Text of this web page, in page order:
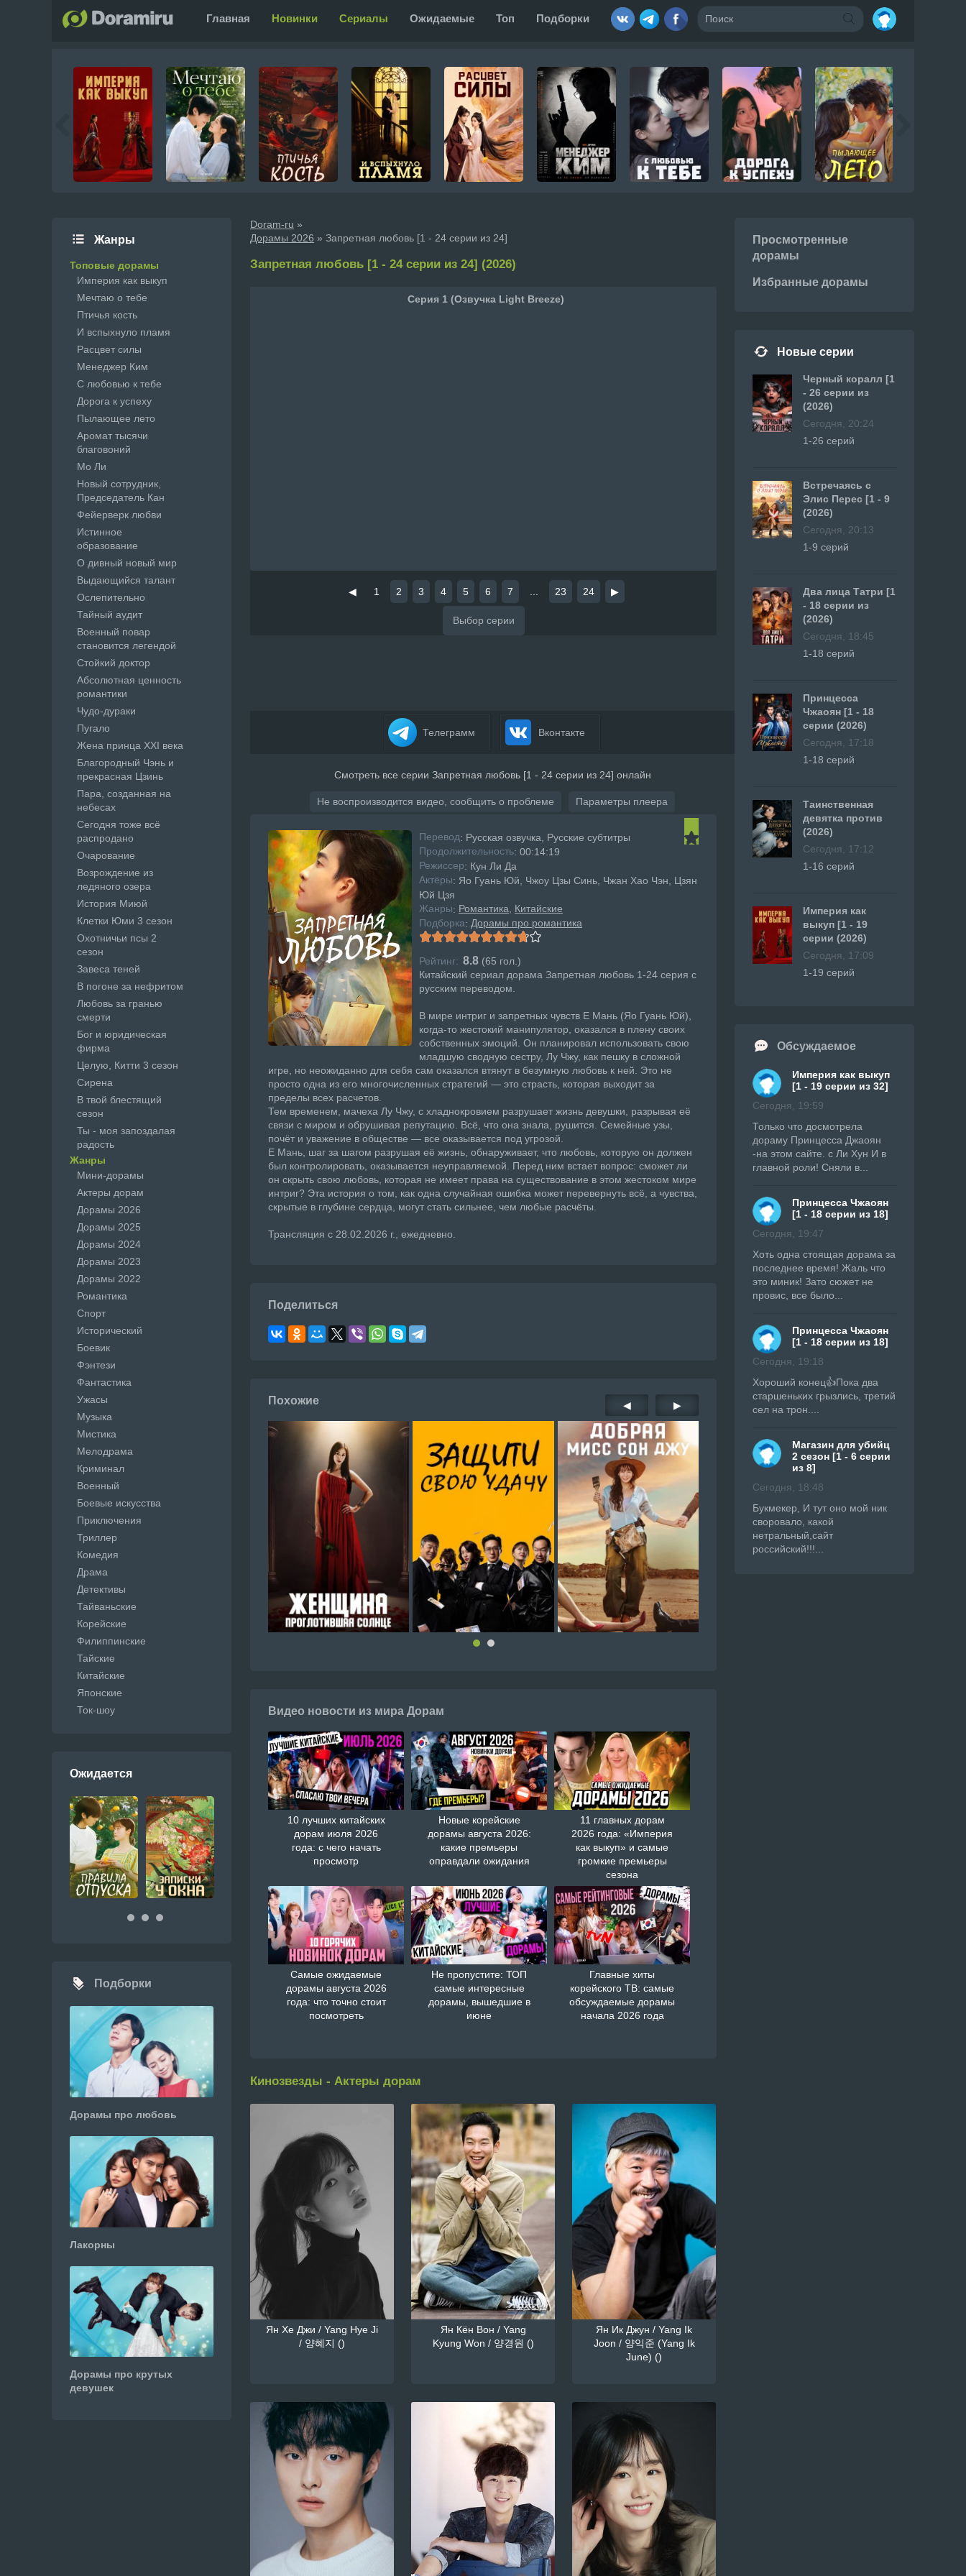
Главная Новинки Сериалы Ожидаемые Топ Подборки
Doram-ru »
Дорамы 2026 » Запретная любовь [1 - 24 серии из 24]
Запретная любовь [1 - 24 серии из 24] (2026)
Серия 1 (Озвучка Light Breeze)
◀ 1 2 3 4 5 6 7 23 24 ▶
Телеграмм Вконтакте
Смотреть все серии Запретная любовь [1 - 24 серии из 24] онлайн
Не воспроизводится видео, сообщить о проблеме Параметры плеера
Перевод: Русская озвучка, Русские субтитры
Продолжительность: 00:14:19
Режисcер: Кун Ли Да
Актёры: Яо Гуань Юй, Чжоу Цзы Синь, Чжан Хао Чэн, Цзян
Юй Цзя
Жанры: Романтика
Китайские
Подборка: Дорамы про романтика
Рейтинг: 8.8 (65 гол.)
Китайский сериал дорама Запретная любовь 1-24 серия с
русским переводом.
В мире интриг и запретных чувств Е Мань (Яо Гуань Юй),
когда-то жестокий манипулятор, оказался в плену своих
собственных эмоций. Он планировал использовать свою
младшую сводную сестру, Лу Чжу, как пешку в сложной
игре, но неожиданно для себя сам оказался втянут в безумную любовь к ней. Это не
просто одна из его многочисленных стратегий — это страсть, которая выходит за
пределы всех расчетов.
Тем временем, мачеха Лу Чжу, с хладнокровием разрушает жизнь девушки, разрывая её
связи с миром и обрушивая репутацию. Всё, что она знала, рушится. Семейные узы,
почёт и уважение в обществе — все оказывается под угрозой.
Е Мань, шаг за шагом разрушая её жизнь, обнаруживает, что любовь, которую он должен
был контролировать, оказывается неуправляемой. Перед ним встает вопрос: сможет ли
он скрыть свою любовь, которая не имеет права на существование в этом жестоком мире
интриг? Эта история о том, как одна случайная ошибка может перевернуть всё, а чувства,
скрытые в глубине сердца, могут стать сильнее, чем любые расчёты.
Трансляция с 28.02.2026 г., ежедневно.
Поделиться
Похожие ◀ ▶
Видео новости из мира Дорам
10 лучших китайских
дорам июля 2026
года: с чего начать
просмотр
Новые корейские
дорамы августа 2026:
какие премьеры
оправдали ожидания
11 главных дорам
2026 года: «Империя
как выкуп» и самые
громкие премьеры
сезона
Самые ожидаемые
дорамы августа 2026
года: что точно стоит
посмотреть
Не пропустите: ТОП
самые интересные
дорамы, вышедшие в
июне
Главные хиты
корейского ТВ: самые
обсуждаемые дорамы
начала 2026 года
Кинозвезды - Актеры дорам
Ян Хе Джи / Yang Hye Ji
/ 양혜지 ()
Ян Кён Вон / Yang
Kyung Won / 양경원 ()
Ян Ик Джун / Yang Ik
Joon / 양익준 (Yang Ik
June) ()
Жанры
Топовые дорамы
Империя как выкуп
Мечтаю о тебе
Птичья кость
И вспыхнуло пламя
Расцвет силы
Менеджер Ким
С любовью к тебе
Дорога к успеху
Пылающее лето
Аромат тысячи
благовоний
Мо Ли
Новый сотрудник,
Председатель Кан
Фейерверк любви
Истинное
образование
О дивный новый мир
Выдающийся талант
Ослепительно
Тайный аудит
Военный повар
становится легендой
Стойкий доктор
Абсолютная ценность
романтики
Чудо-дураки
Пугало
Жена принца XXI века
Благородный Чэнь и
прекрасная Цзинь
Пара, созданная на
небесах
Сегодня тоже всё
распродано
Очарование
Возрождение из
ледяного озера
История Миюй
Клетки Юми 3 сезон
Охотничьи псы 2
сезон
Завеса теней
В погоне за нефритом
Любовь за гранью
смерти
Бог и юридическая
фирма
Целую, Китти 3 сезон
Сирена
В твой блестящий
сезон
Ты - моя запоздалая
радость
Жанры
Мини-дорамы
Актеры дорам
Дорамы 2026
Дорамы 2025
Дорамы 2024
Дорамы 2023
Дорамы 2022
Романтика
Спорт
Исторический
Боевик
Фэнтези
Фантастика
Ужасы
Музыка
Мистика
Мелодрама
Криминал
Военный
Боевые искусства
Приключения
Триллер
Комедия
Драма
Детективы
Тайваньские
Корейские
Филиппинские
Тайские
Китайские
Японские
Ток-шоу
Ожидается
Подборки
Дорамы про любовь
Лакорны
Дорамы про крутых
девушек
Просмотренные
дорамы
Избранные дорамы
Новые серии
Черный коралл [1
- 26 серии из
(2026)
Сегодня, 20:24
1-26 серий
Встречаясь с
Элис Перес [1 - 9
(2026)
Сегодня, 20:13
1-9 серий
Два лица Татри [1
- 18 серии из
(2026)
Сегодня, 18:45
1-18 серий
Принцесса
Чжаоян [1 - 18
серии (2026)
Сегодня, 17:18
1-18 серий
Таинственная
девятка против
(2026)
Сегодня, 17:12
1-16 серий
Империя как
выкуп [1 - 19
серии (2026)
Сегодня, 17:09
1-19 серий
Обсуждаемое
Империя как выкуп
[1 - 19 серии из 32]
Сегодня, 19:59
Только что досмотрела
дораму Принцесса Джаоян
-на этом сайте. с Ли Хун И в
главной роли! Сняли в...
Принцесса Чжаоян
[1 - 18 серии из 18]
Сегодня, 19:47
Хоть одна стоящая дорама за
последнее время! Жаль что
это миник! Зато сюжет не
провис, все было...
Принцесса Чжаоян
[1 - 18 серии из 18]
Сегодня, 19:18
Хороший конец👍Пока два
старшеньких грызлись, третий
сел на трон....
Магазин для убийц
2 сезон [1 - 6 серии
из 8]
Сегодня, 18:48
Букмекер, И тут оно мой ник
своровало, какой
нетральный,сайт
российский!!!...